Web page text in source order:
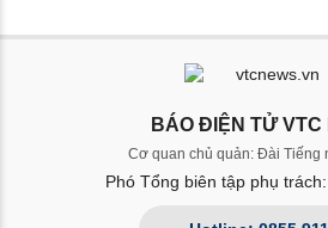
BÁO ĐIỆN TỬ VTC
Cơ quan chủ quản: Đài Tiếng
Phó Tổng biên tập phụ trách: